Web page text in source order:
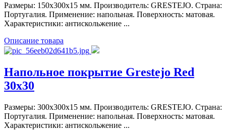
Размеры: 150x300x15 мм. Производитель: GRESTEJO. Страна:
Португалия. Применение: напольная. Поверхность: матовая.
Характеристики: антискольжение ...
Описание товара
Напольное покрытие Grestejo Red
30x30
Размеры: 300x300x15 мм. Производитель: GRESTEJO. Страна:
Португалия. Применение: напольная. Поверхность: матовая.
Характеристики: антискольжение ...